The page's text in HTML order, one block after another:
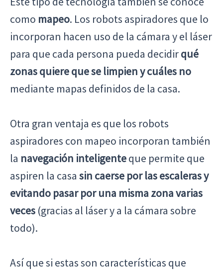
como mapeo. Los robots aspiradores que lo
incorporan hacen uso de la cámara y el láser
para que cada persona pueda decidirqué
zonas quiere que se limpien y cuáles no
mediante mapas definidos de la casa.
Otra gran ventaja es que los robots
aspiradores con mapeo incorporan también
la navegación inteligenteque permite que
aspiren la casa sin caerse por las escaleras y
evitando pasar por una misma zona varias
veces (gracias al láser y a la cámara sobre
todo).
Así que si estas son características que